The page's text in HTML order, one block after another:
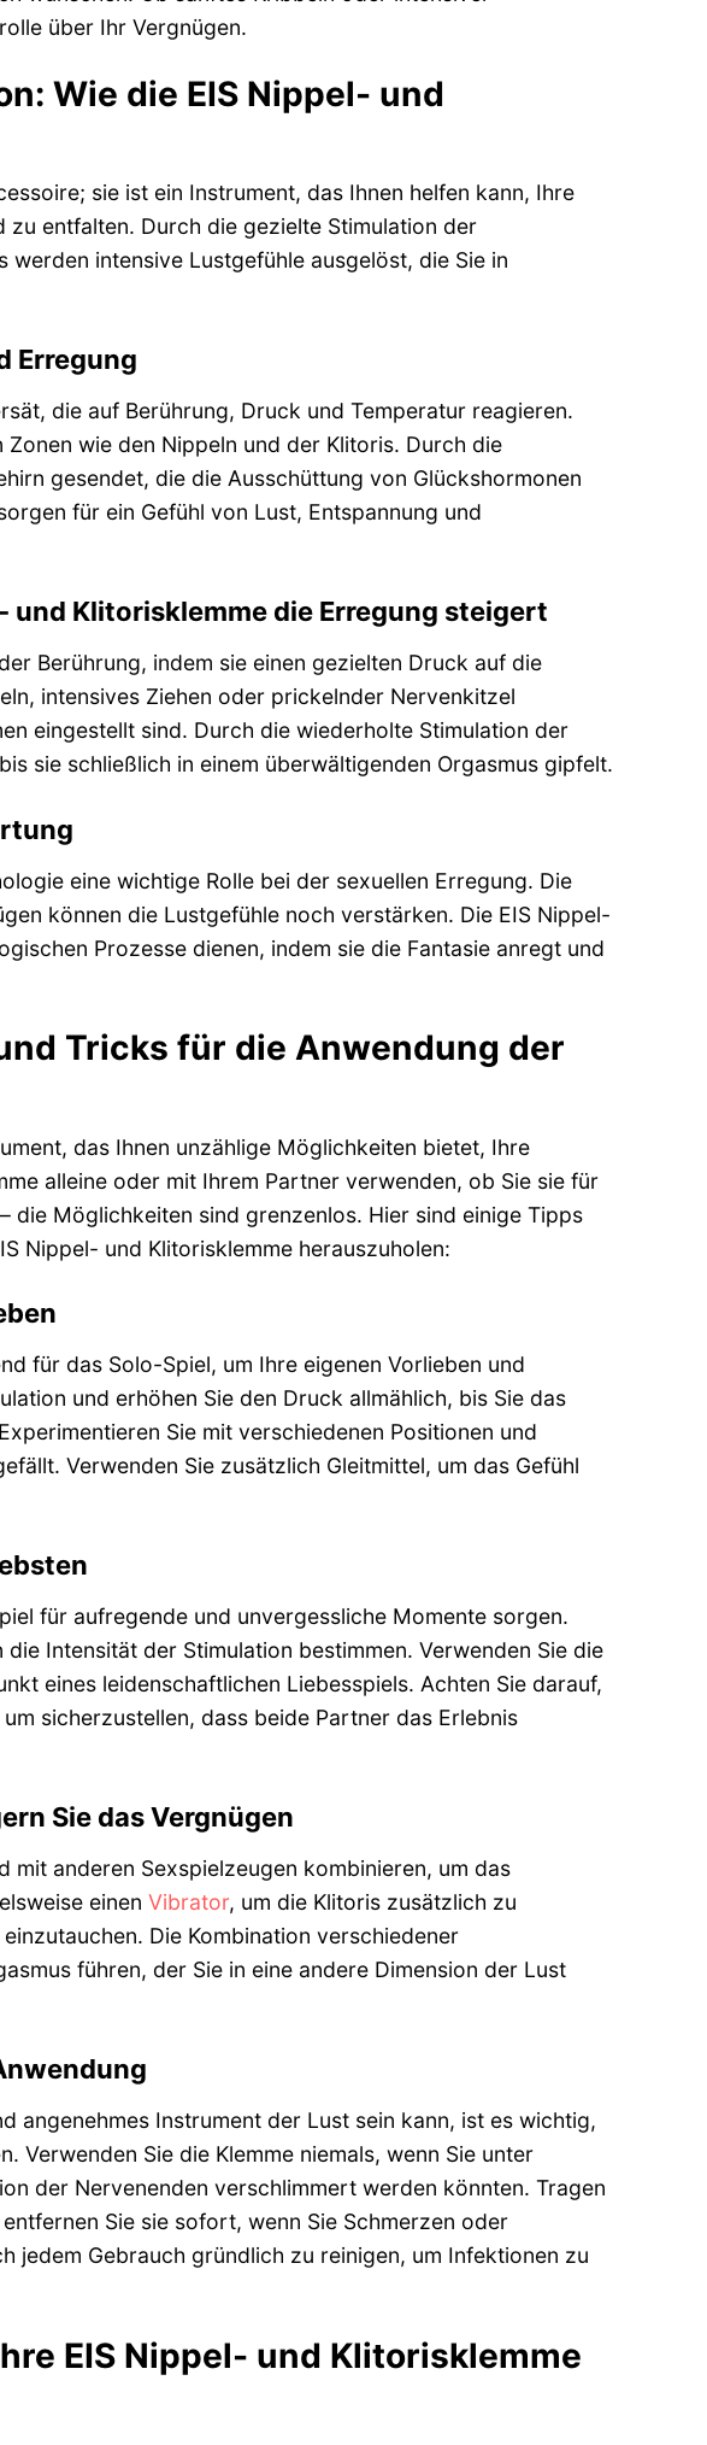
über Ihr Vergnügen.
Wie die EIS Nippel- und
sie ist ein Instrument, das Ihnen helfen kann, Ihre
zu entfalten. Durch die gezielte Stimulation der
intensive Lustgefühle ausgelöst, die Sie in
Erregung
die auf Berührung, Druck und Temperatur reagieren.
wie den Nippeln und der Klitoris. Durch die
gesendet, die die Ausschüttung von Glückshormonen
für ein Gefühl von Lust, Entspannung und
und Klitorisklemme die Erregung steigert
Berührung, indem sie einen gezielten Druck auf die
intensives Ziehen oder prickelnder Nervenkitzel
eingestellt sind. Durch die wiederholte Stimulation der
sie schließlich in einem überwältigenden Orgasmus gipfelt.
eine wichtige Rolle bei der sexuellen Erregung. Die
können die Lustgefühle noch verstärken. Die EIS Nippel-
Prozesse dienen, indem sie die Fantasie anregt und
Tricks für die Anwendung der
das Ihnen unzählige Möglichkeiten bietet, Ihre
alleine oder mit Ihrem Partner verwenden, ob Sie sie für
die Möglichkeiten sind grenzenlos. Hier sind einige Tipps
Nippel- und Klitorisklemme herauszuholen:
für das Solo-Spiel, um Ihre eigenen Vorlieben und
und erhöhen Sie den Druck allmählich, bis Sie das
Sie mit verschiedenen Positionen und
Verwenden Sie zusätzlich Gleitmittel, um das Gefühl
für aufregende und unvergessliche Momente sorgen.
Intensität der Stimulation bestimmen. Verwenden Sie die
eines leidenschaftlichen Liebesspiels. Achten Sie darauf,
sicherzustellen, dass beide Partner das Erlebnis
Sie das Vergnügen
mit anderen Sexspielzeugen kombinieren, um das
einenVibrator, um die Klitoris zusätzlich zu
Die Kombination verschiedener
führen, der Sie in eine andere Dimension der Lust
angenehmes Instrument der Lust sein kann, ist es wichtig,
Verwenden Sie die Klemme niemals, wenn Sie unter
der Nervenenden verschlimmert werden könnten. Tragen
Sie sie sofort, wenn Sie Schmerzen oder
jedem Gebrauch gründlich zu reinigen, um Infektionen zu
EIS Nippel- und Klitorisklemme